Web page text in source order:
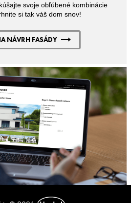
svoje obľúbené kombinácie
si tak váš dom snov!
NÁVRH FASÁDY